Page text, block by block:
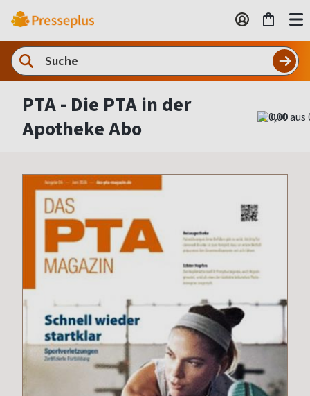
PTA - Die PTA in der
Apotheke Abo
0,00